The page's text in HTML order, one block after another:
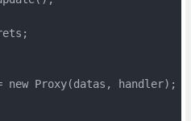
new Proxy(datas, handler);